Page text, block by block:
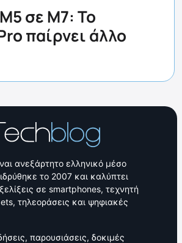
σε M7: Το
παίρνει άλλο
ανεξάρτητο ελληνικό μέσο
το 2007 και καλύπτει
σε smartphones, τεχνητή
τηλεοράσεις και ψηφιακές
παρουσιάσεις, δοκιμές